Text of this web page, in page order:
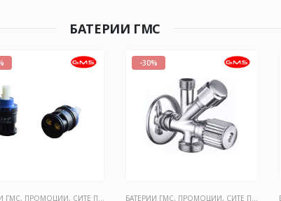
БАТЕРИИ ГМС
ГМС, ПРОМОЦИИ, СИТЕ ПРОИЗВОДИ
-30%
БАТЕРИИ ГМС, ПРОМОЦИИ, СИТЕ ПРОИЗВОДИ